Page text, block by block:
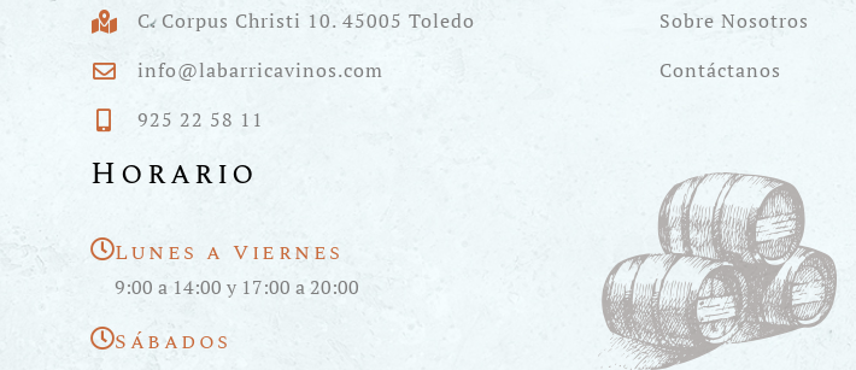
C. Corpus Christi 10. 45005 Toledo
info@labarricavinos.com
925 22 58 11
Horario
Lunes a Viernes
9:00 a 14:00 y 17:00 a 20:00
Sábados
Sobre Nosotros
Contáctanos